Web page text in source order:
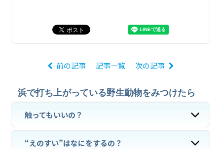
前の記事 記事一覧 次の記事
浜で打ち上がっている野生動物をみつけたら
触ってもいいの？
“えのすい”はなにをするの？